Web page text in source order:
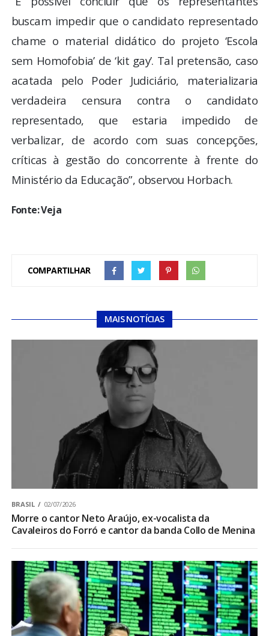
buscam impedir que o candidato representado
chame o material didático do projeto ‘Escola
sem Homofobia’ de ‘kit gay’. Tal pretensão, caso
acatada pelo Poder Judiciário, materializaria
verdadeira censura contra o candidato
representado, que estaria impedido de
verbalizar, de acordo com suas concepções,
críticas à gestão do concorrente à frente do
Ministério da Educação”, observou Horbach.
Fonte: Veja
COMPARTILHAR
MAIS NOTÍCIAS
BRASIL 02/07/2026
Morre o cantor Neto Araújo, ex-vocalista da
Cavaleiros do Forró e cantor da banda Collo de Menina